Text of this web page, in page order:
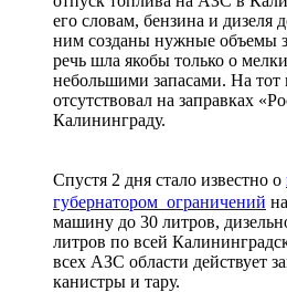
его словам, бензина и дизеля
ним созданы нужные объемы
речь шла якобы только о
небольшими запасами. На
отсутствовал на заправках
Калининграду.
Спустя 2 дня стало известно о
губернатором ограничений
машину до 30 литров,
литров по всей
всех АЗС области действует
канистры и тару.